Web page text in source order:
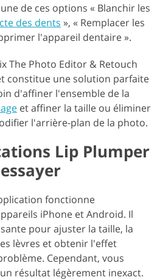
de ces options « Blanchir les
des dents », « Remplacer les
l'appareil dentaire ».
The Photo Editor & Retouch
constitue une solution parfaite
d'affiner l'ensemble de la
et affiner la taille ou éliminer
l'arrière-plan de la photo.
Lip Plumper
fonctionne
iPhone et Android. Il
pour ajuster la taille, la
lèvres et obtenir l'effet
Cependant, vous
résultat légèrement inexact.